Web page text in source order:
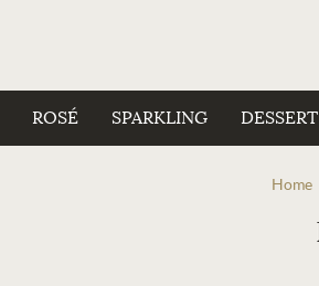
ROSÉ SPARKLING DESSERT
Home